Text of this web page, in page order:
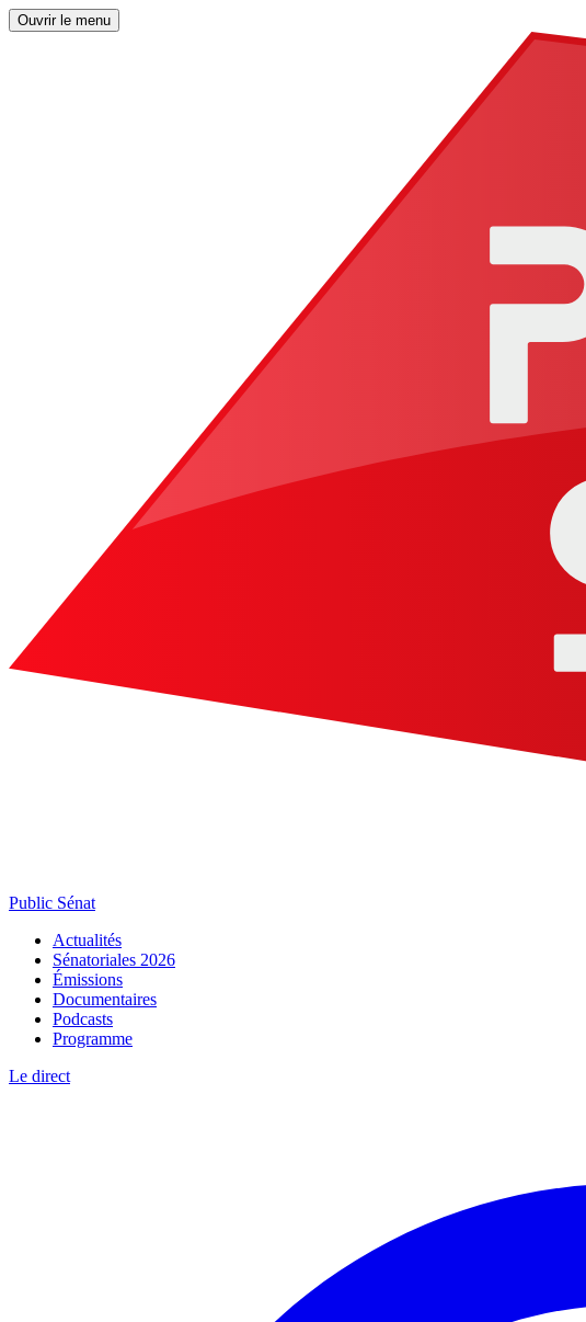
Ouvrir le menu
Public Sénat
Actualités
Sénatoriales 2026
Émissions
Documentaires
Podcasts
Programme
Le direct